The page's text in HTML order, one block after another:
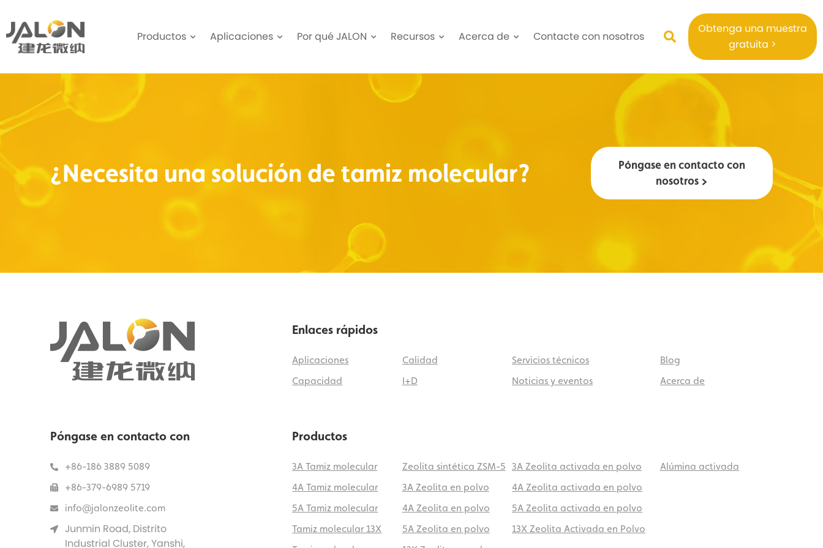
Productos Aplicaciones Por qué JALON Recursos Acerca de Contacte con nosotros
Obtenga una muestra
gratuita >
¿Necesita una solución de tamiz molecular?
Póngase en contacto con
nosotros >
Enlaces rápidos
Aplicaciones Calidad Servicios técnicos
Blog
Capacidad
I+D Noticias y eventos Acerca de
Póngase en contacto con
+86-186 3889 5089
+86-379-6989 5719
info@jalonzeolite.com
Junmin Road, Distrito
Industrial Cluster, Yanshi,
Productos
3A Tamiz molecular
4A Tamiz molecular
5A Tamiz molecular
Tamiz molecular 13X
Zeolita sintética ZSM-5
3A Zeolita en polvo
4A Zeolita en polvo
5A Zeolita en polvo
3A Zeolita activada en polvo
4A Zeolita activada en polvo
5A Zeolita activada en polvo
13X Zeolita Activada en Polvo
Alúmina activada